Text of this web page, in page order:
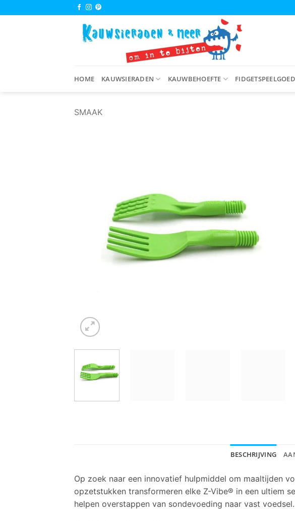
naar
HOME KAUWSIERADEN KAUWBEHOEFTE FIDGETSPEELGOED
SMAAK
BESCHRIJVING
Op zoek naar een innovatief hulpmiddel om maaltijden
opzetstukken transformeren elke Z-Vibe® in een ultiem
helpen overstappen van sondevoeding naar vast voedsel.